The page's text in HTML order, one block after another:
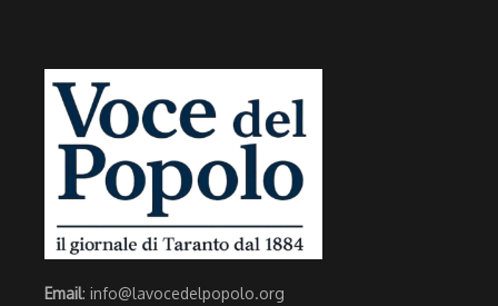
Email: info@lavocedelpopolo.org